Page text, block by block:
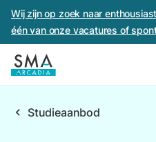
Wij zijn op zoek naar
één van onze vacatures of
chevron_left Studieaanbod